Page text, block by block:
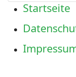
Startseite